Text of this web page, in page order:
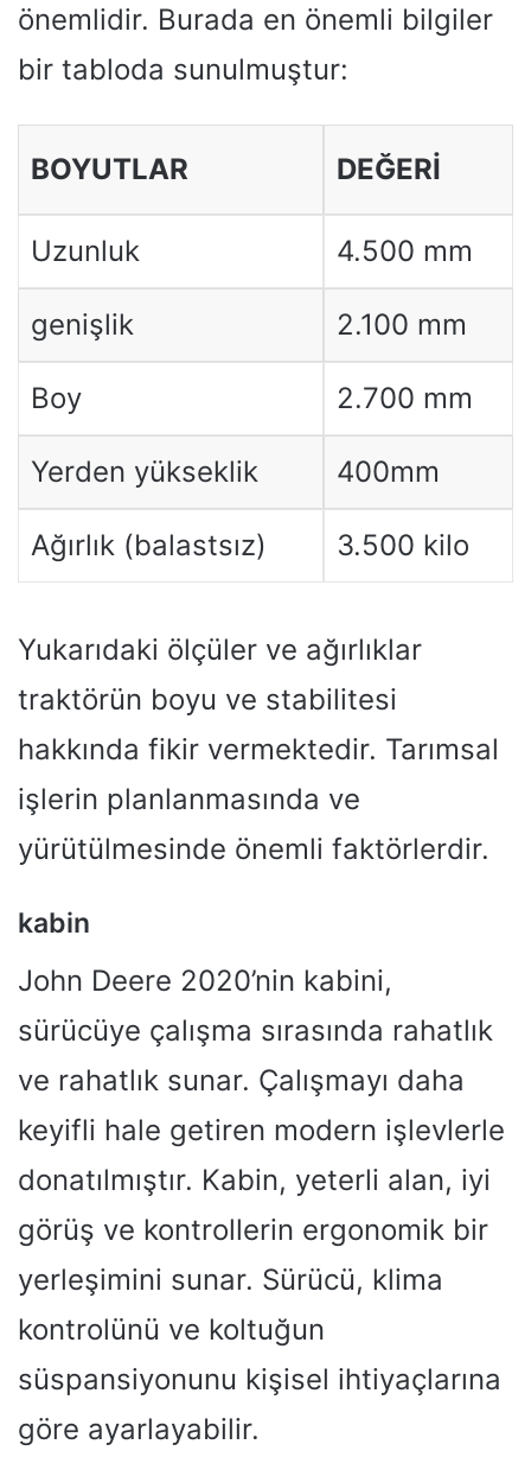
önemlidir. Burada en önemli bilgiler
bir tabloda sunulmuştur:
BOYUTLAR DEĞERI
Uzunluk 4.500 mm
genişlik 2.100 mm
Boy 2.700 mm
Yerden yükseklik 400mm
Ağırlık (balastsız) 3.500 kilo
Yukarıdaki ölçüler ve ağırlıklar
traktörün boyu ve stabilitesi
hakkında fikir vermektedir. Tarımsal
işlerin planlanmasında ve
yürütülmesinde önemli faktörlerdir.
kabin
John Deere 2020’nin kabini,
sürücüye çalışma sırasında rahatlık
ve rahatlık sunar. Çalışmayı daha
keyifli hale getiren modern işlevlerle
donatılmıştır. Kabin, yeterli alan, iyi
görüş ve kontrollerin ergonomik bir
yerleşimini sunar. Sürücü, klima
kontrolünü ve koltuğun
süspansiyonunu kişisel ihtiyaçlarına
göre ayarlayabilir.